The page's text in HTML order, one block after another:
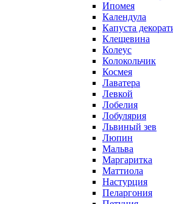
Ипомея
Календула
Капуста
Клещевина
Колеус
Колокольчик
Космея
Лаватера
Левкой
Лобелия
Лобулярия
Львиный зев
Люпин
Мальва
Маргаритка
Маттиола
Настурция
Пеларгония